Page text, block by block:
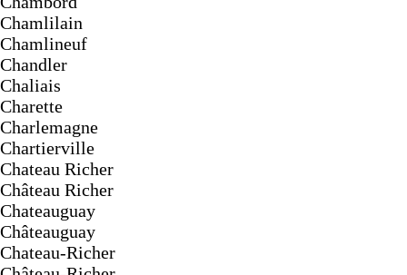
Chamlilain
Chamlineuf
Chandler
Chaliais
Charette
Charlemagne
Chartierville
Chateau Richer
Château Richer
Chateauguay
Châteauguay
Chateau-Richer